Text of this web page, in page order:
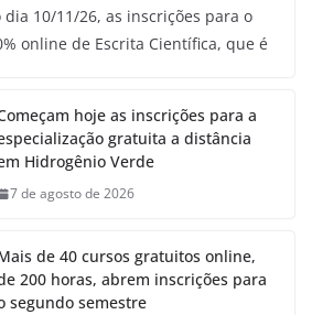
dia 10/11/26, as inscrições para o
online de Escrita Científica, que é
hoje as inscrições para a
gratuita a distância
Hidrogênio Verde
7 de agosto de 2026
de 40 cursos gratuitos online,
200 horas, abrem inscrições para
segundo semestre